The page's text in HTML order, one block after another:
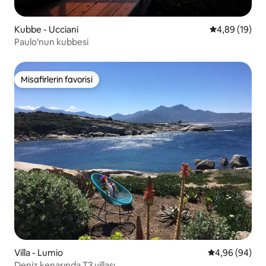
Kubbe - Ucciani 5 üzerinden
4,89 (19)
Paulo'nun kubbesi
Misafirlerin favorisi
Misafirlerin favorisi
Villa - Lumio 5 üzerinden
4,96 (94)